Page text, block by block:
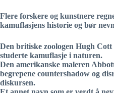
Flere forskere og kunstnere
kamuflasjens historie og bør
Den britiske zoologen Hugh
studerte kamuflasje i naturen.
Den amerikanske maleren
begrepene countershadow og
diskursen.